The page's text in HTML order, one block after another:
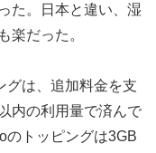
た。日本と違い、湿
楽だった。
グは、追加料金を支
内の利用量で済んで
のトッピングは3GB